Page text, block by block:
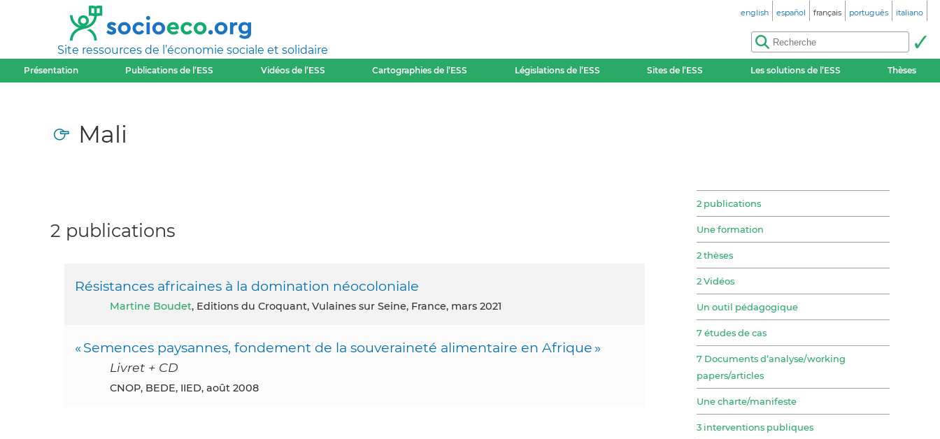
Site ressources de l’économie sociale et solidaire
english español français português italiano
Présentation Publications de l’ESS Vidéos de l’ESS Cartographies de l’ESS Législations de l’ESS Sites de l’ESS Les solutions de l’ESS Thèses
Mali
2 publications
Une formation
2 thèses
2 Vidéos
Un outil pédagogique
7 études de cas
7 Documents d’analyse/working
papers/articles
Une charte/manifeste
3 interventions publiques
2 publications
Résistances africaines à la domination néocoloniale
Martine Boudet, Editions du Croquant, Vulaines sur Seine, France, mars 2021
« Semences paysannes, fondement de la souveraineté alimentaire en Afrique »
Livret + CD
CNOP, BEDE, IIED, août 2008